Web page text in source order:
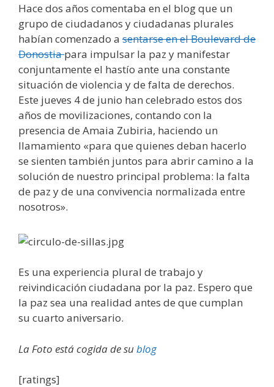
Hace dos años comentaba en el blog que un
grupo de ciudadanos y ciudadanas plurales
habían comenzado a sentarse en el Boulevard de
Donostiapara impulsar la paz y manifestar
conjuntamente el hastío ante una constante
situación de violencia y de falta de derechos.
Este jueves 4 de junio han celebrado estos dos
años de movilizaciones, contando con la
presencia de Amaia Zubiria, haciendo un
llamamiento «para que quienes deban hacerlo
se sienten también juntos para abrir camino a la
solución de nuestro principal problema: la falta
de paz y de una convivencia normalizada entre
nosotros».
Es una experiencia plural de trabajo y
reivindicación ciudadana por la paz. Espero que
la paz sea una realidad antes de que cumplan
su cuarto aniversario.
La Foto está cogida de sublog
[ratings]